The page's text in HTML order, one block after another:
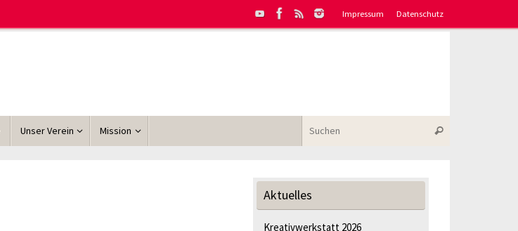
Impressum Datenschutz
Unser Verein Mission Suchen
Aktuelles
Kreativwerkstatt 2026